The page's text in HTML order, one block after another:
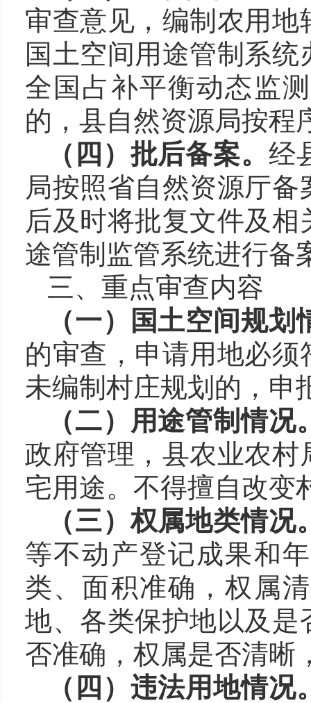
审查意见，编制农用
国土空间用途管制系
全国占补平衡动态监
的， 县自然资源局按程
（四）批后备案。 经
局按照省自然资源厅
后及时将批复文件及
途管制监管系统进行备
三、重点审查内容
（一）国土空间规划
的审查，申请用地必
未编制村庄规划的，申
（二）用途管制情况
政府管理，县农业农村
宅用途。不得擅自改变
（三）权属地类情况
等不动产登记成果和
类、面积准确，权属
地、各类保护地以及是
否准确，权属是否清晰
（四）违法用地情况